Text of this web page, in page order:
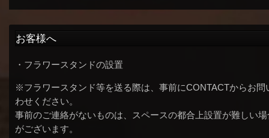
お客様へ
・フラワースタンドの設置
※フラワースタンド等を送る際は、事前にCONTACTからお問
わせください。
事前のご連絡がないものは、スペースの都合上設置が難しい場
がございます。